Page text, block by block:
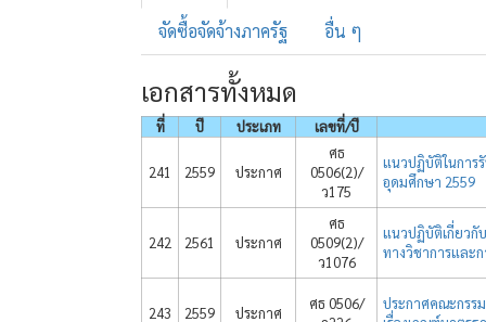
จัดซื้อจัดจ้างภาครัฐ อื่น ๆ
เอกสารทั้งหมด
ที่ ปี ประเภท เลขที่/ปี
241 2559 ประกาศ
ศธ
0506(2)/
ว175
แนวปฏิบัติในการ
อุดมศึกษา 2559
242 2561 ประกาศ
ศธ
0509(2)/
ว1076
แนวปฏิบัติเกี่ยวกั
ทางวิชาการและ
243 2559 ประกาศ
ศธ 0506/
ประกาศคณะกรร